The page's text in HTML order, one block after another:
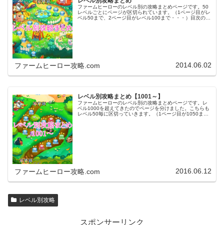
ファームヒーローのレベル別の攻略まとめページです。50
レベルごとにページが区切られています。（1ページ目がレ
ベル50まで、2ページ目がレベル100まで・・・）目次のリ
ファームヒーロー攻略.com 2014.06.02
レベル別攻略まとめ【1001～】
ファームヒーローのレベル別の攻略まとめページです。レ
ベル1000を超えてきたのでページを分けました。こちらも
レベル50毎に区切っていきます。（1ページ目が1050ま
ファームヒーロー攻略.com 2016.06.12
レベル別攻略
スポンサーリンク